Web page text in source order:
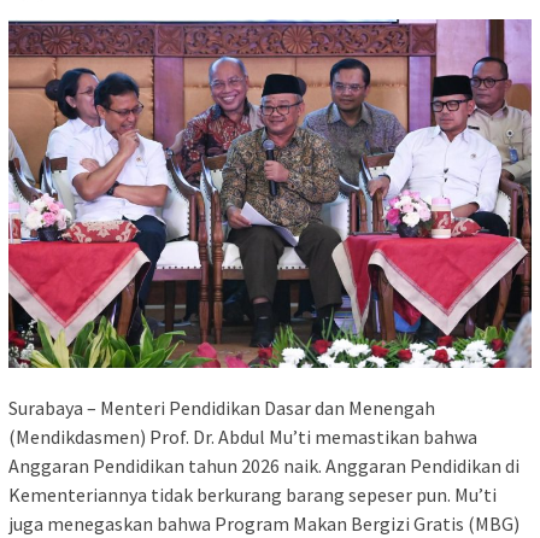
Surabaya – Menteri Pendidikan Dasar dan Menengah
(Mendikdasmen) Prof. Dr. Abdul Mu’ti memastikan bahwa
Anggaran Pendidikan tahun 2026 naik. Anggaran Pendidikan di
Kementeriannya tidak berkurang barang sepeser pun. Mu’ti
juga menegaskan bahwa Program Makan Bergizi Gratis (MBG)